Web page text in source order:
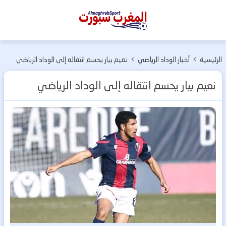
المغرب
الرئيسية > أخبار الوداد الرياضي > نعيم بيار يحسم انتقاله إلى الوداد الرياضي
نعيم بيار يحسم انتقاله إلى الوداد الرياضي